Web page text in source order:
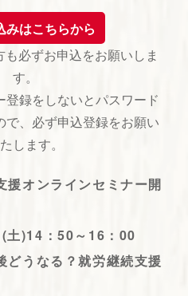
みはこちらから
必ずお申込をお願いしま
す。
登録をしないとパスワード
で、必ず申込登録をお願い
します。
援オンラインセミナー開
)14：50～16：00
どうなる？就労継続支援